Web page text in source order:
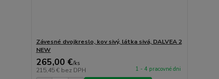
Závesné dvojkreslo, kov sivý, látka sivá, DALVEA 2
NEW
265,00 €/ks
215,45 € bez DPH 1 - 4 pracovné dni